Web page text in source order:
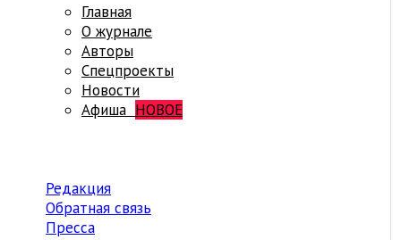
Главная
О журнале
Авторы
Спецпроекты
Новости
Афиша НОВОЕ
Редакция
Обратная связь
Пресса